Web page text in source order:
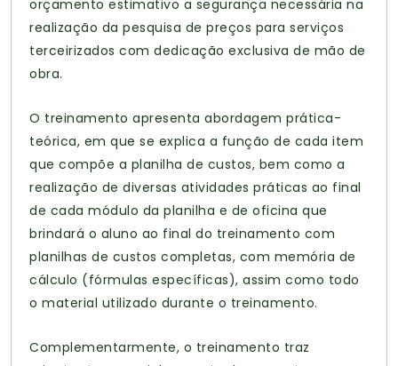
orçamento estimativo a segurança necessária na
realização da pesquisa de preços para serviços
terceirizados com dedicação exclusiva de mão de
obra.
O treinamento apresenta abordagem prática-
teórica, em que se explica a função de cada item
que compõe a planilha de custos, bem como a
realização de diversas atividades práticas ao final
de cada módulo da planilha e de oficina que
brindará o aluno ao final do treinamento com
planilhas de custos completas, com memória de
cálculo (fórmulas específicas), assim como todo
o material utilizado durante o treinamento.
Complementarmente, o treinamento traz